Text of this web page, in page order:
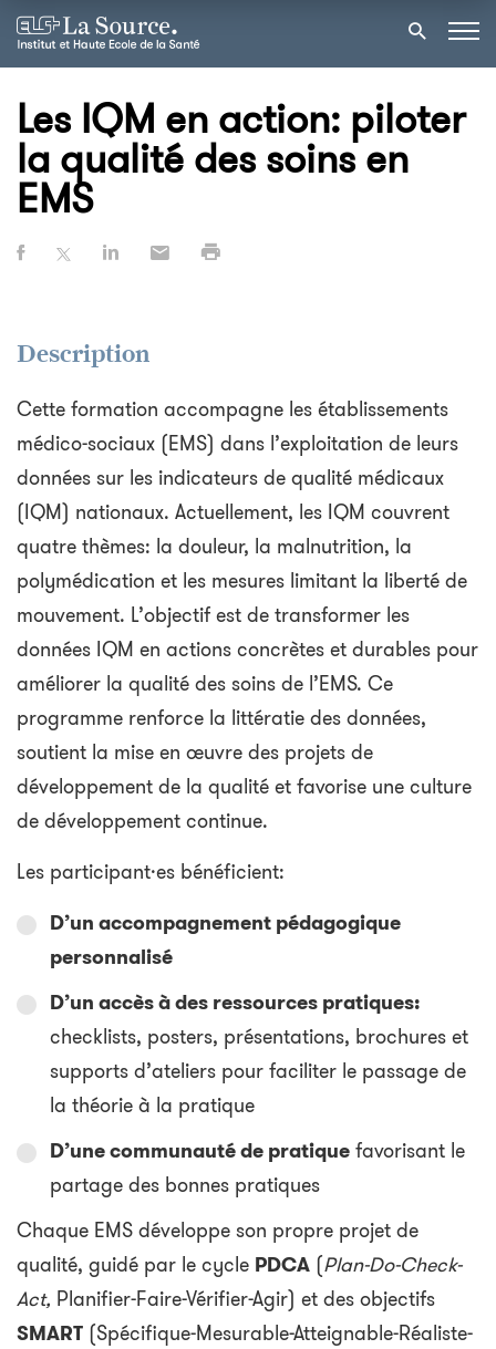
Les IQM en action: piloter
la qualité des soins en
EMS
Description
Cette formation accompagne les établissements
médico-sociaux (EMS) dans l’exploitation de leurs
données sur les indicateurs de qualité médicaux
(IQM) nationaux. Actuellement, les IQM couvrent
quatre thèmes: la douleur, la malnutrition, la
polymédication et les mesures limitant la liberté de
mouvement. L’objectif est de transformer les
données IQM en actions concrètes et durables pour
améliorer la qualité des soins de l’EMS. Ce
programme renforce la littératie des données,
soutient la mise en œuvre des projets de
développement de la qualité et favorise une culture
de développement continue.
Les participant·es bénéficient:
D’un accompagnement pédagogique
personnalisé
D’un accès à des ressources pratiques:
checklists, posters, présentations, brochures et
supports d’ateliers pour faciliter le passage de
la théorie à la pratique
D’une communauté de pratiquefavorisant le
partage des bonnes pratiques
Chaque EMS développe son propre projet de
qualité, guidé par le cycle PDCA (Plan-Do-Check-
Act, Planifier-Faire-Vérifier-Agir) et des objectifs
SMART (Spécifique-Mesurable-Atteignable-Réaliste-